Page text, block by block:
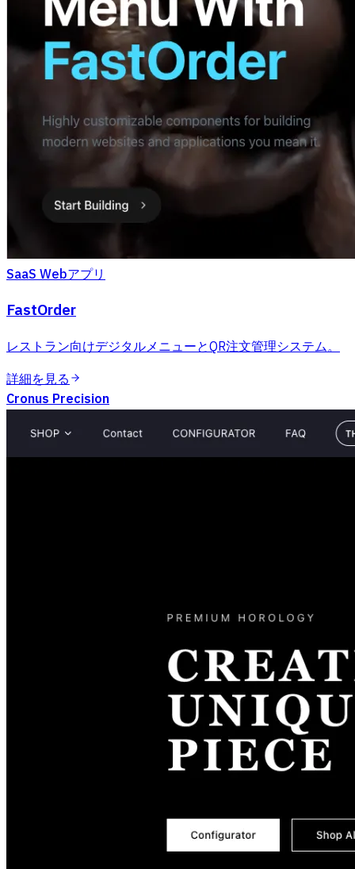
SaaS Webアプリ
FastOrder
レストラン向けデジタルメニューとQR注文管理システム。
詳細を見る
Cronus Precision